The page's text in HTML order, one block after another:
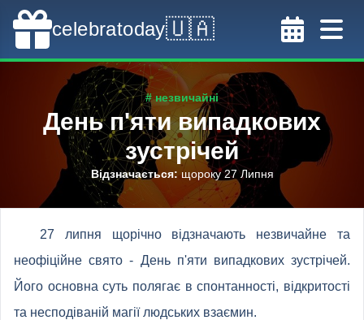
celebratoday🇺🇦
# незвичайні
День п'яти випадкових
зустрічей
Відзначається:щороку 27 Липня
27 липня щорічно відзначають незвичайне та
неофіційне свято - День п'яти випадкових зустрічей.
Його основна суть полягає в спонтанності, відкритості
та несподіваній магії людських взаємин.